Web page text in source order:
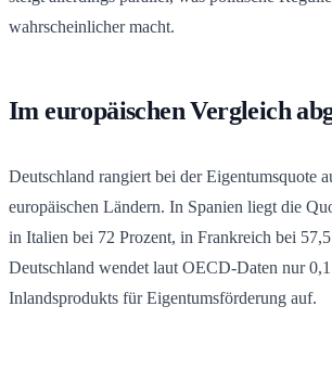
wahrscheinlicher macht.
Im europäischen Vergleich
Deutschland rangiert bei der Eigentumsquote
europäischen Ländern. In Spanien liegt die
in Italien bei 72 Prozent, in Frankreich bei
Deutschland wendet laut OECD-Daten nur
Inlandsprodukts für Eigentumsförderung auf.